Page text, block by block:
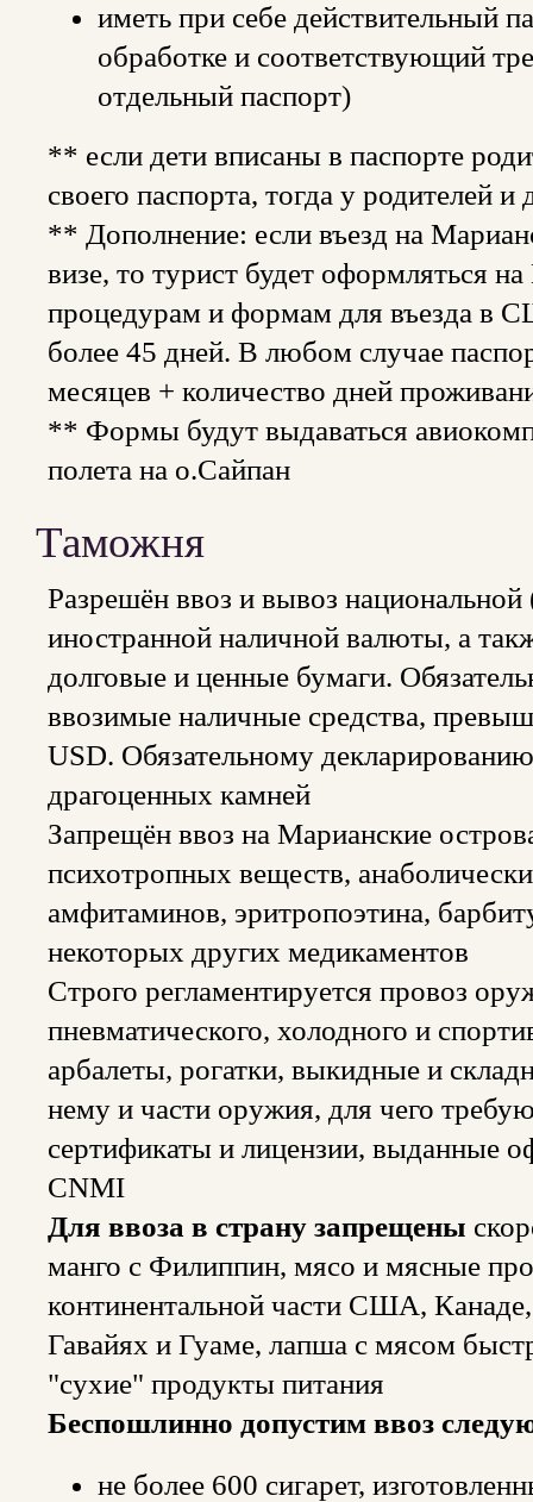
иметь при себе действительный
обработке и соответствующий
отдельный паспорт)
** если дети вписаны в паспорте
своего паспорта, тогда у родителей
** Дополнение: если въезд на
визе, то турист будет оформляться
процедурам и формам для въезда в
более 45 дней. В любом случае
месяцев + количество дней
** Формы будут выдаваться
полета на о.Сайпан
Таможня
Разрешён ввоз и вывоз
иностранной наличной валюты, а
долговые и ценные бумаги.
ввозимые наличные средства,
USD. Обязательному
драгоценных камней
Запрещён ввоз на Марианские
психотропных веществ,
амфитаминов, эритропоэтина,
некоторых других медикаментов
Строго регламентируется провоз
пневматического, холодного и
арбалеты, рогатки, выкидные и
нему и части оружия, для чего
сертификаты и лицензии, выданные
CNMI
Для ввоза в страну запрещены
манго с Филиппин, мясо и мясные
континентальной части США,
Гавайях и Гуаме, лапша с мясом
"сухие" продукты питания
Беспошлинно допустим ввоз
не более 600 сигарет,